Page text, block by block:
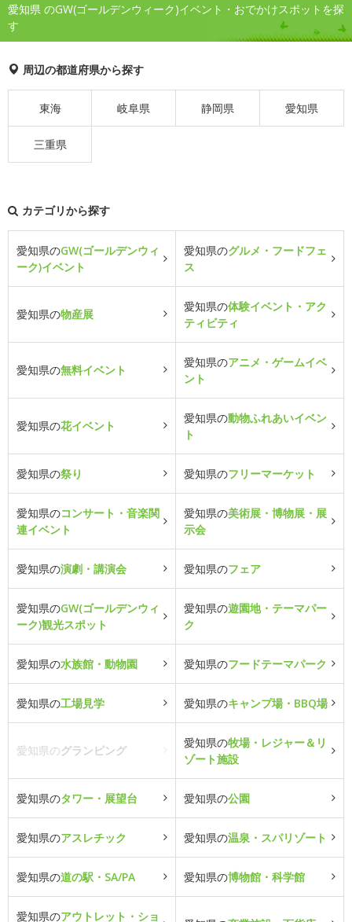
愛知県 のGW(ゴールデンウィーク)イベント・おでかけスポットを探
す
周辺の都道府県から探す
東海 岐阜県 静岡県 愛知県
三重県
カテゴリから探す
愛知県のGW(ゴールデンウィ
ーク)イベント
愛知県のグルメ・フードフェ
ス
愛知県の物産展
愛知県の体験イベント・アク
ティビティ
愛知県の無料イベント
愛知県のアニメ・ゲームイベ
ント
愛知県の花イベント
愛知県の動物ふれあいイベン
ト
愛知県の祭り 愛知県のフリーマーケット
愛知県のコンサート・音楽関
連イベント
愛知県の美術展・博物展・展
示会
愛知県の演劇・講演会 愛知県のフェア
愛知県のGW(ゴールデンウィ
ーク)観光スポット
愛知県の遊園地・テーマパー
ク
愛知県の水族館・動物園 愛知県のフードテーマパーク
愛知県の工場見学 愛知県のキャンプ場・BBQ場
愛知県のグランピング
愛知県の牧場・レジャー＆リ
ゾート施設
愛知県のタワー・展望台 愛知県の公園
愛知県のアスレチック 愛知県の温泉・スパリゾート
愛知県の道の駅・SA/PA 愛知県の博物館・科学館
愛知県のアウトレット・ショ